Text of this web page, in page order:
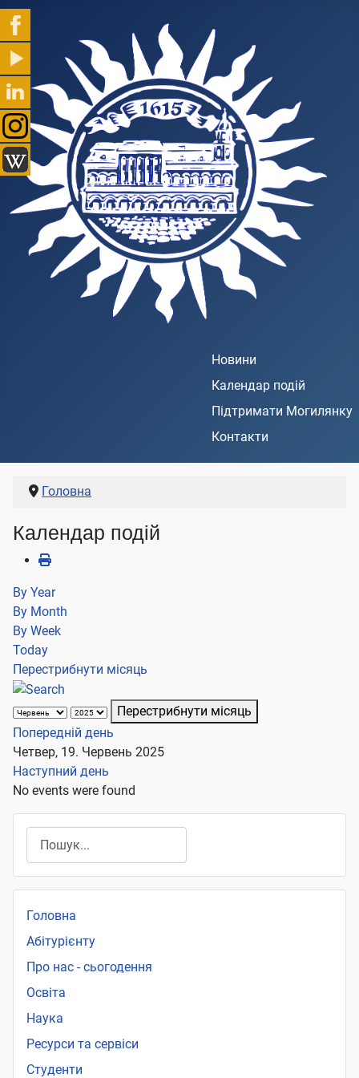
Новини
Календар подій
Підтримати Могилянку
Контакти
Головна
Календар подій
By Year
By Month
By Week
Today
Перестрибнути місяць
Перестрибнути місяць
Попередній день
Четвер, 19. Червень 2025
Наступний день
No events were found
Головна
Абітурієнту
Про нас - сьогодення
Освіта
Наука
Ресурси та сервіси
Студенти